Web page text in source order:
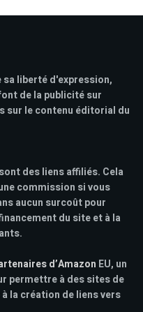
sa liberté d'expression,
de la publicité sur
sur le contenu éditorial du
des liens affiliés. Cela
commission si vous
aucun surcoût pour
du site et à la
d’Amazon EU, un
permettre à des sites de
la création de liens vers